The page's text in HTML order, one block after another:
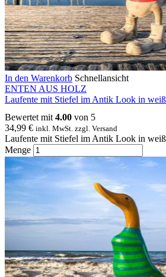
In den Warenkorb Schnellansicht
ENTEN AUS HOLZ
Laufente mit Stiefel im Antik Look in
Bewertet mit 4.00 von 5
34,99 € inkl. MwSt. zzgl. Versand
Laufente mit Stiefel im Antik Look in
Menge